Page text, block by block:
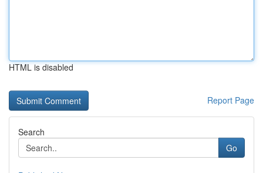
HTML is disabled
Report Page
Search
Go